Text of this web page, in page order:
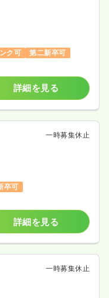
ク可
第二新卒可
詳細を見る
一時募集休止
卒可
詳細を見る
一時募集休止